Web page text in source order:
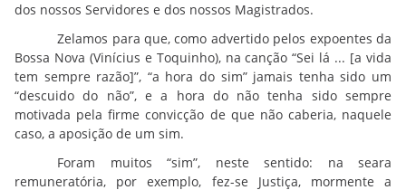
dos nossos Servidores e dos nossos Magistrados.
Zelamos para que, como advertido pelos expoentes da
Bossa Nova (Vinícius e Toquinho), na canção “Sei lá ... [a vida
tem sempre razão]”, “a hora do sim” jamais tenha sido um
“descuido do não”, e a hora do não tenha sido sempre
motivada pela firme convicção de que não caberia, naquele
caso, a aposição de um sim.
Foram muitos “sim”, neste sentido: na seara
remuneratória, por exemplo, fez-se Justiça, mormente a